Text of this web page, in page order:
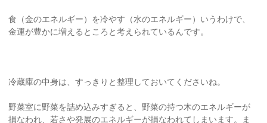
食（金のエネルギー）を冷やす（水のエネルギー）いうわけで、
金運が豊かに増えるところと考えられているんです。
冷蔵庫の中身は、すっきりと整理しておいてくださいね。
野菜室に野菜を詰め込みすぎると、野菜の持つ木のエネルギーが
損なわれ、若さや発展のエネルギーが損なわれてしまいます。ま